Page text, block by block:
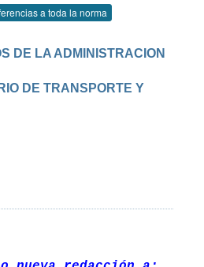
a toda la norma
DE LA ADMINISTRACION
DE TRANSPORTE Y